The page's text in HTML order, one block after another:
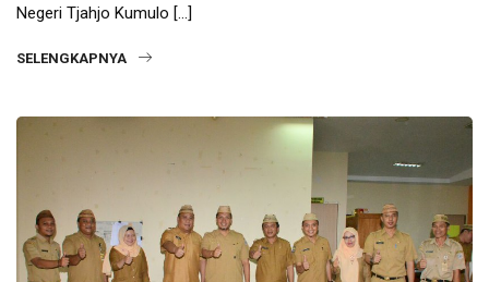
Negeri Tjahjo Kumulo […]
SELENGKAPNYA